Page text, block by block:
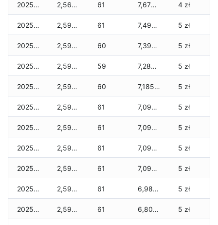
2025-12-12 2,565 zł 61 7,670 zł 4 zł
2025-12-11 2,590 zł 61 7,495 zł 5 zł
2025-12-10 2,590 zł 60 7,395 zł 5 zł
2025-12-09 2,590 zł 59 7,285 zł 5 zł
2025-12-08 2,590 zł 60 7,185 zł 5 zł
2025-12-07 2,590 zł 61 7,090 zł 5 zł
2025-12-06 2,590 zł 61 7,090 zł 5 zł
2025-12-05 2,590 zł 61 7,090 zł 5 zł
2025-12-04 2,590 zł 61 7,090 zł 5 zł
2025-12-03 2,590 zł 61 6,980 zł 5 zł
2025-12-02 2,590 zł 61 6,805 zł 5 zł